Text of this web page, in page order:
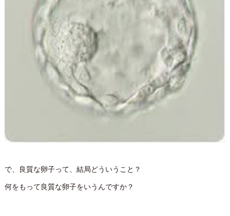
で、良質な卵子って、結局どういうこと？
何をもって良質な卵子をいうんですか？